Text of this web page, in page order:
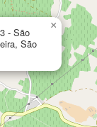
- São
São
×